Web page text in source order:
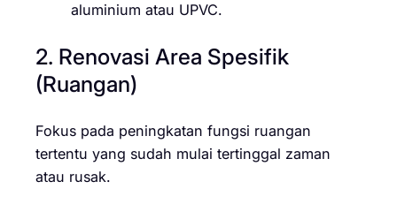
aluminium atau UPVC.
2. Renovasi Area Spesifik
(Ruangan)
Fokus pada peningkatan fungsi ruangan
tertentu yang sudah mulai tertinggal zaman
atau rusak.